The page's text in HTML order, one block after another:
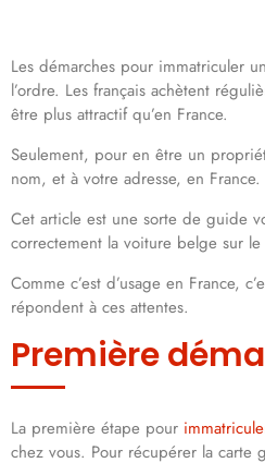
Les démarches pour immatriculer
l’ordre. Les français achètent
être plus attractif qu’en France.
Seulement, pour en être un
nom, et à votre adresse, en France.
Cet article est une sorte de guide
correctement la voiture belge sur
Comme c’est d’usage en France,
répondent à ces attentes.
Première
La première étape pour
chez vous. Pour récupérer la